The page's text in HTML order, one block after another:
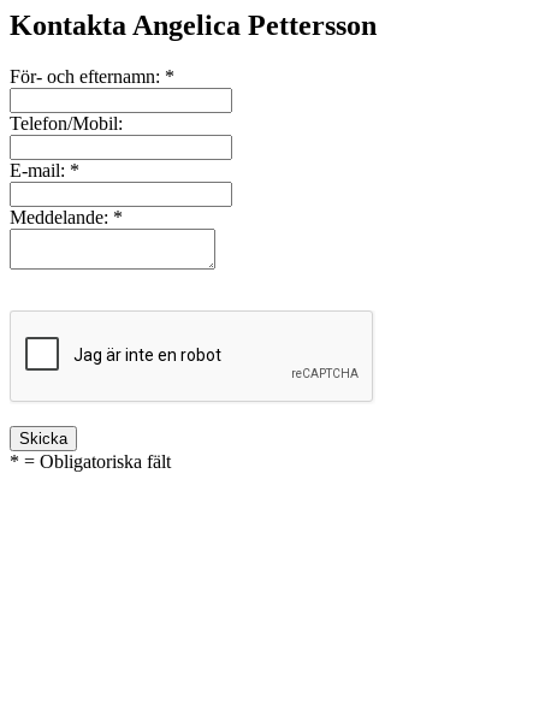
Kontakta Angelica Pettersson
För- och efternamn: *
Telefon/Mobil:
E-mail: *
Meddelande: *
* = Obligatoriska fält